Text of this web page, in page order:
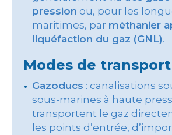
pression ou, pour les
maritimes, par méthanier
liquéfaction du gaz (GNL).
Modes de transport
Gazoducs : canalisations
sous-marines à haute
transportent le gaz
les points d’entrée,